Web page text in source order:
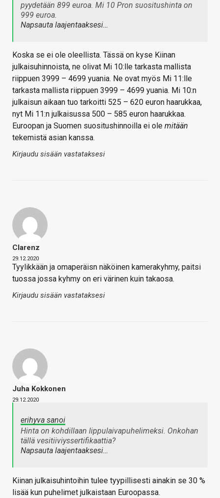
pyydetään 899 euroa. Mi 10 Pron suositushinta on
999 euroa.
Napsauta laajentaaksesi…
Koska se ei ole oleellista. Tässä on kyse Kiinan
julkaisuhinnoista, ne olivat Mi 10:lle tarkasta mallista
riippuen 3999 – 4699 yuania. Ne ovat myös Mi 11:lle
tarkasta mallista riippuen 3999 – 4699 yuania. Mi 10:n
julkaisun aikaan tuo tarkoitti 525 – 620 euron haarukkaa,
nyt Mi 11:n julkaisussa 500 – 585 euron haarukkaa.
Euroopan ja Suomen suositushinnoilla ei ole mitään
tekemistä asian kanssa.
Kirjaudu sisään vastataksesi
Clarenz
29.12.2020
Tyylikkään ja omaperäisn näköinen kamerakyhmy, paitsi
tuossa jossa kyhmy on eri värinen kuin takaosa.
Kirjaudu sisään vastataksesi
Juha Kokkonen
29.12.2020
erihyva sanoi
Hinta on kohdillaan lippulaivapuhelimeksi. Onkohan
tällä vesitiiviyssertifikaattia?
Napsauta laajentaaksesi…
Kiinan julkaisuhintoihin tulee tyypillisesti ainakin se 30 %
lisää kun puhelimet julkaistaan Euroopassa.